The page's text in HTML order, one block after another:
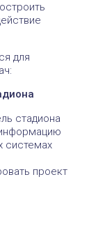
для
стадиона
системах
проект